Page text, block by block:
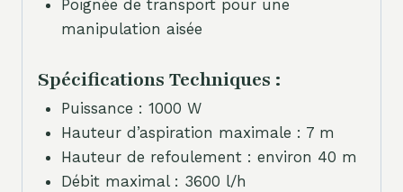
Poignée de transport pour une
manipulation aisée
Spécifications Techniques :
Puissance : 1000 W
Hauteur d’aspiration maximale : 7 m
Hauteur de refoulement : environ 40 m
Débit maximal : 3600 l/h